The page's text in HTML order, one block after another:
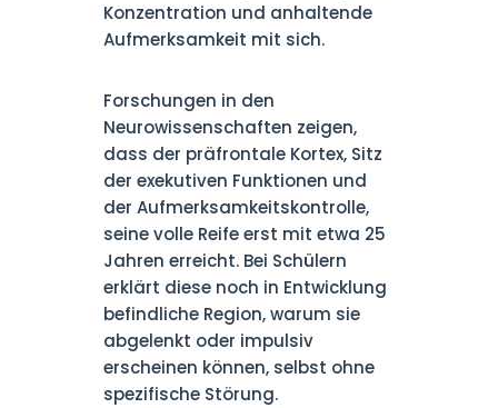
Konzentration und anhaltende
Aufmerksamkeit mit sich.
Forschungen in den
Neurowissenschaften zeigen,
dass der präfrontale Kortex, Sitz
der exekutiven Funktionen und
der Aufmerksamkeitskontrolle,
seine volle Reife erst mit etwa 25
Jahren erreicht. Bei Schülern
erklärt diese noch in Entwicklung
befindliche Region, warum sie
abgelenkt oder impulsiv
erscheinen können, selbst ohne
spezifische Störung.